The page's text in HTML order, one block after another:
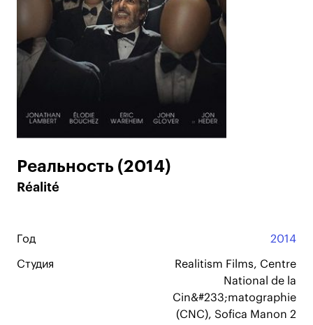
Реальность (2014)
Réalité
Год 2014
Студия
Realitism Films, Centre
National de la
Cin&#233;matographie
(CNC), Sofica Manon 2